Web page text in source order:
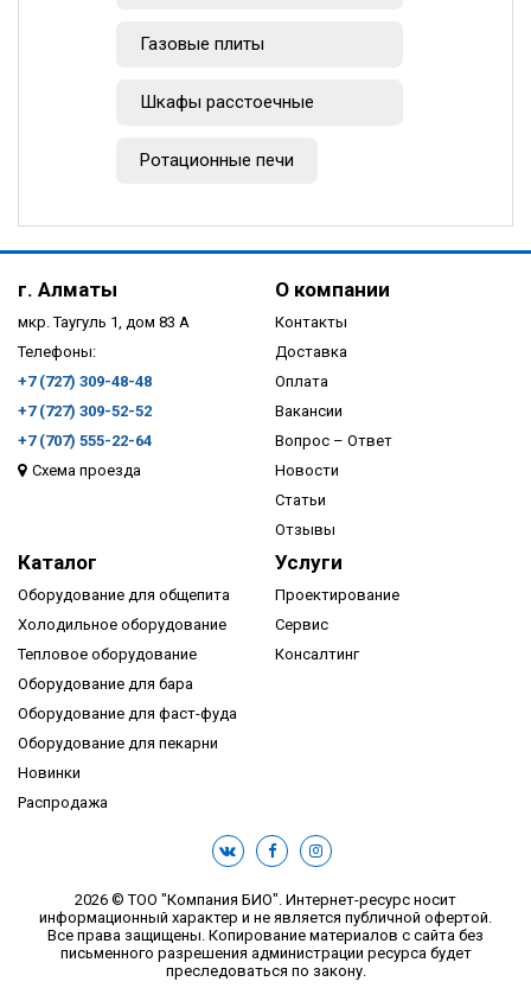
Газовые плиты
Шкафы расстоечные
Ротационные печи
г. Алматы
мкр. Таугуль 1, дом 83 А
Телефоны:
+7 (727) 309-48-48
+7 (727) 309-52-52
+7 (707) 555-22-64
Схема проезда
О компании
Контакты
Доставка
Оплата
Вакансии
Вопрос – Ответ
Новости
Статьи
Отзывы
Каталог
Оборудование для общепита
Холодильное оборудование
Тепловое оборудование
Оборудование для бара
Оборудование для фаст-фуда
Оборудование для пекарни
Новинки
Распродажа
Услуги
Проектирование
Сервис
Консалтинг
2026 © ТОО "Компания БИО". Интернет-ресурс носит
информационный характер и не является публичной офертой.
Все права защищены. Копирование материалов с сайта без
письменного разрешения администрации ресурса будет
преследоваться по закону.